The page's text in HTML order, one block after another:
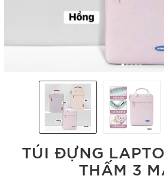
TÚI ĐỰNG
THẤM 3